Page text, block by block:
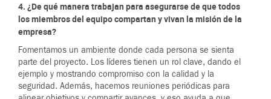
4. ¿De qué manera trabajan para asegurarse de que todos
los miembros del equipo compartan y vivan la misión de la
empresa?
Fomentamos un ambiente donde cada persona se sienta
parte del proyecto. Los líderes tienen un rol clave, dando el
ejemplo y mostrando compromiso con la calidad y la
seguridad. Además, hacemos reuniones periódicas para